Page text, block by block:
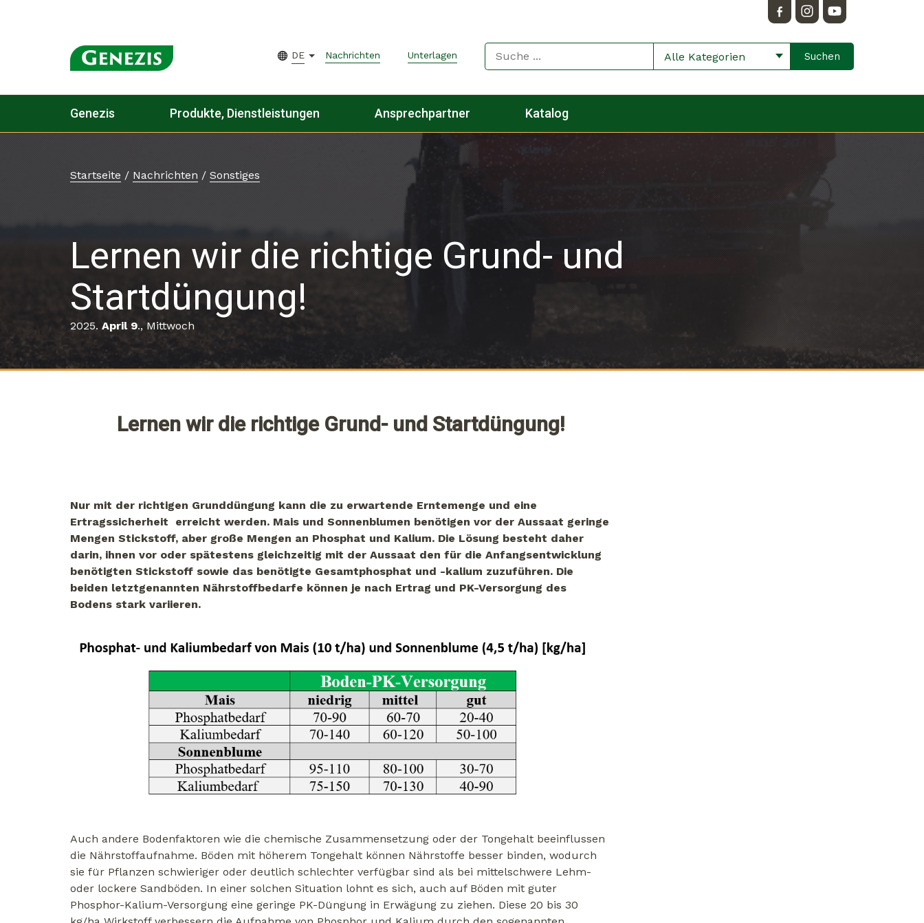
DE Nachrichten Unterlagen Alle Kategorien
Genezis Produkte, Dienstleistungen Ansprechpartner Katalog
Startseite / Nachrichten / Sonstiges
Lernen wir die richtige Grund- und
Startdüngung!
2025. April 9., Mittwoch
Lernen wir die richtige Grund- und Startdüngung!
Nur mit der richtigen Grunddüngung kann die zu erwartende Erntemenge und eine
Ertragssicherheit erreicht werden. Mais und Sonnenblumen benötigen vor der Aussaat geringe
Mengen Stickstoff, aber große Mengen an Phosphat und Kalium. Die Lösung besteht daher
darin, ihnen vor oder spätestens gleichzeitig mit der Aussaat den für die Anfangsentwicklung
benötigten Stickstoff sowie das benötigte Gesamtphosphat und -kalium zuzuführen. Die
beiden letztgenannten Nährstoffbedarfe können je nach Ertrag und PK-Versorgung des
Bodens stark variieren.
Auch andere Bodenfaktoren wie die chemische Zusammensetzung oder der Tongehalt beeinflussen
die Nährstoffaufnahme. Böden mit höherem Tongehalt können Nährstoffe besser binden, wodurch
sie für Pflanzen schwieriger oder deutlich schlechter verfügbar sind als bei mittelschwere Lehm-
oder lockere Sandböden. In einer solchen Situation lohnt es sich, auch auf Böden mit guter
Phosphor-Kalium-Versorgung eine geringe PK-Düngung in Erwägung zu ziehen. Diese 20 bis 30